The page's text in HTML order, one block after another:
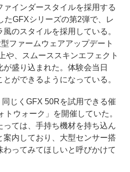
ァインダースタイルを採用する
たGFXシリーズの第2弾で、レ
のスタイルを採用している。
ファームウェアアップデート
や、スムーススキンエフェクト
盛り込まれた。体験会当日
ができるようになっている。
じくGFX 50Rを試用できる催
トウォーク」を開催していた。
ては、手持ち機材を持ち込ん
案内しており、大型センサー搭
ってみてほしいと呼びかけて